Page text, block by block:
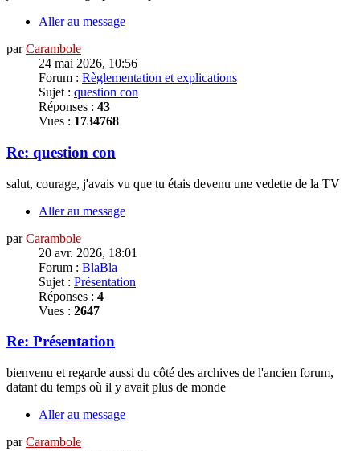
Aller au message
parCarambole
24 mai 2026, 10:56
Forum : Règlementation et explications
Sujet : question con
Réponses : 43
Vues : 1734768
Re: question con
salut, courage, j'avais vu que tu étais devenu une vedette de la TV
Aller au message
parCarambole
20 avr. 2026, 18:01
Forum : BlaBla
Sujet : Présentation
Réponses : 4
Vues : 2647
Re: Présentation
bienvenu et regarde aussi du côté des archives de l'ancien forum,
datant du temps où il y avait plus de monde
Aller au message
parCarambole